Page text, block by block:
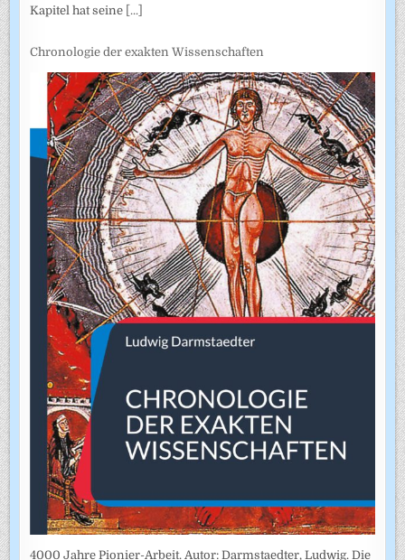
Kapitel hat seine [...]
Chronologie der exakten Wissenschaften
4000 Jahre Pionier-Arbeit. Autor: Darmstaedter, Ludwig. Die